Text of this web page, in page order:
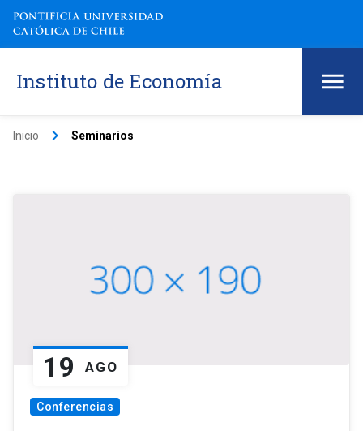
Instituto de Economía
Inicio keyboard_arrow_right Seminarios
19 AGO
Conferencias